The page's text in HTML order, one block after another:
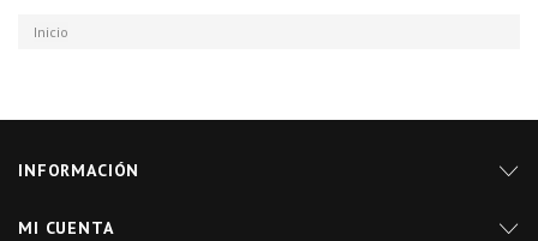
Inicio
INFORMACIÓN
MI CUENTA